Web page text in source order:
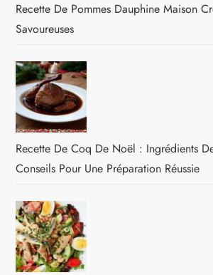
Recette De Pommes Dauphine Maison
Savoureuses
Recette De Coq De Noël : Ingrédients
Conseils Pour Une Préparation Réussie